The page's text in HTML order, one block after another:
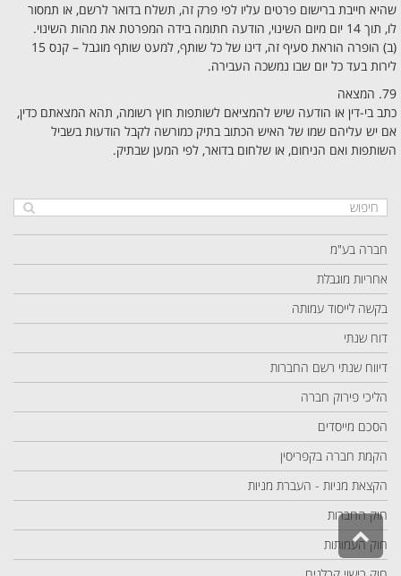
שהיא חייבת ברישום פרטים עליו לפי פרק זה, תשלח בדואר לרשם, או תמסור
לו, תוך 14 יום מיום השינוי, הודעה חתומה בידה המפרטת את מהות השינוי.
(ב) הופרה הוראת סעיף זה, דינו של כל שותף, למעט שותף מוגבל – קנס 15
לירות בעד כל יום שבו נמשכה העבירה.
79. המצאה
כתב בי-דין או הודעה שיש להמציאם לשותפות חוץ רשומה, תהא המצאתם כדין,
אם יש עליהם שמו של האיש הכתוב בתיק כמורשה לקבל הודעות בשביל
השותפות ואם הניחום, או שלחום בדואר, לפי המען שבתיק.
חברה בע"מ
אחריות מוגבלת
בקשה לייסוד עמותה
דוח שנתי
דיווח שנתי רשם החברות
הליכי פירוק חברה
הסכם מייסדים
הקמת חברה בקפריסין
הקצאת מניות - העברת מניות
חוק החברות
חוק העמותות
גלילה
לראש
העמוד